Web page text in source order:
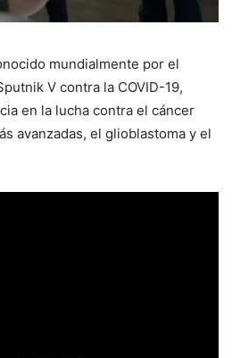
mundialmente por el
V contra la COVID-19,
en la lucha contra el cáncer
avanzadas, el glioblastoma y el